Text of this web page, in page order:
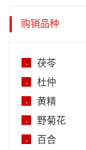
购销品种
. 茯苓
. 杜仲
. 黄精
. 野菊花
. 百合